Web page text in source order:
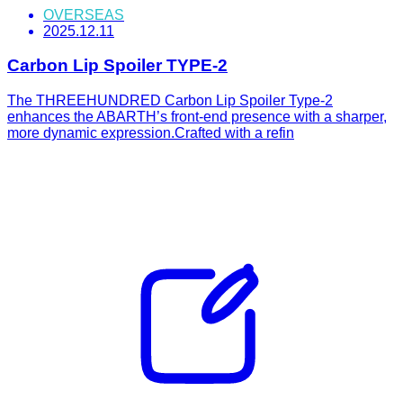
OVERSEAS
2025.12.11
Carbon Lip Spoiler TYPE-2
The THREEHUNDRED Carbon Lip Spoiler Type-2
enhances the ABARTH’s front-end presence with a sharper,
more dynamic expression.Crafted with a refin